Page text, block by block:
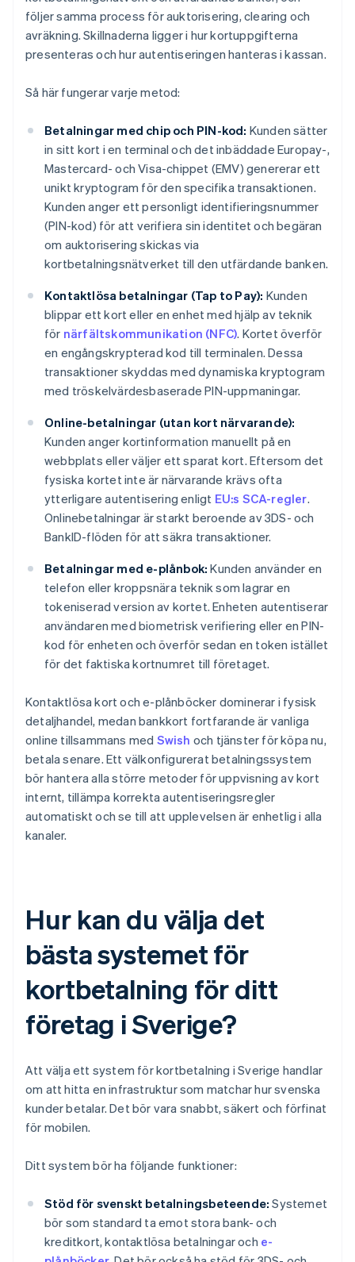
följer samma process för auktorisering, clearing och
avräkning. Skillnaderna ligger i hur kortuppgifterna
presenteras och hur autentiseringen hanteras i kassan.
Så här fungerar varje metod:
Betalningar med chip och PIN-kod: Kunden sätter
in sitt kort i en terminal och det inbäddade Europay-,
Mastercard- och Visa-chippet (EMV) genererar ett
unikt kryptogram för den specifika transaktionen.
Kunden anger ett personligt identifieringsnummer
(PIN-kod) för att verifiera sin identitet och begäran
om auktorisering skickas via
kortbetalningsnätverket till den utfärdande banken.
Kontaktlösa betalningar (Tap to Pay): Kunden
blippar ett kort eller en enhet med hjälp av teknik
för närfältskommunikation (NFC). Kortet överför
en engångskrypterad kod till terminalen. Dessa
transaktioner skyddas med dynamiska kryptogram
med tröskelvärdesbaserade PIN-uppmaningar.
Online-betalningar (utan kort närvarande):
Kunden anger kortinformation manuellt på en
webbplats eller väljer ett sparat kort. Eftersom det
fysiska kortet inte är närvarande krävs ofta
ytterligare autentisering enligt EU:s SCA-regler.
Onlinebetalningar är starkt beroende av 3DS- och
BankID-flöden för att säkra transaktioner.
Betalningar med e-plånbok: Kunden använder en
telefon eller kroppsnära teknik som lagrar en
tokeniserad version av kortet. Enheten autentiserar
användaren med biometrisk verifiering eller en PIN-
kod för enheten och överför sedan en token istället
för det faktiska kortnumret till företaget.
Kontaktlösa kort och e-plånböcker dominerar i fysisk
detaljhandel, medan bankkort fortfarande är vanliga
online tillsammans med Swish och tjänster för köpa nu,
betala senare. Ett välkonfigurerat betalningssystem
bör hantera alla större metoder för uppvisning av kort
internt, tillämpa korrekta autentiseringsregler
automatiskt och se till att upplevelsen är enhetlig i alla
kanaler.
Hur kan du välja det
bästa systemet för
kortbetalning för ditt
företag i Sverige?
Att välja ett system för kortbetalning i Sverige handlar
om att hitta en infrastruktur som matchar hur svenska
kunder betalar. Det bör vara snabbt, säkert och förfinat
för mobilen.
Ditt system bör ha följande funktioner:
Stöd för svenskt betalningsbeteende: Systemet
bör som standard ta emot stora bank- och
kreditkort, kontaktlösa betalningar och e-